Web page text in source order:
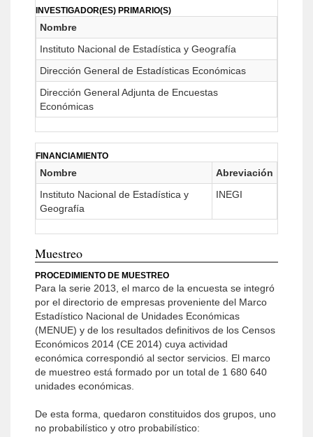
INVESTIGADOR(ES) PRIMARIO(S)
Nombre
Instituto Nacional de Estadística y Geografía
Dirección General de Estadísticas Económicas
Dirección General Adjunta de Encuestas
Económicas
FINANCIAMIENTO
Nombre
Abreviación
Instituto Nacional de Estadística y
Geografía
INEGI
Muestreo
PROCEDIMIENTO DE MUESTREO
Para la serie 2013, el marco de la encuesta se integró
por el directorio de empresas proveniente del Marco
Estadístico Nacional de Unidades Económicas
(MENUE) y de los resultados definitivos de los Censos
Económicos 2014 (CE 2014) cuya actividad
económica correspondió al sector servicios. El marco
de muestreo está formado por un total de 1 680 640
unidades económicas.
De esta forma, quedaron constituidos dos grupos, uno
no probabilístico y otro probabilístico: